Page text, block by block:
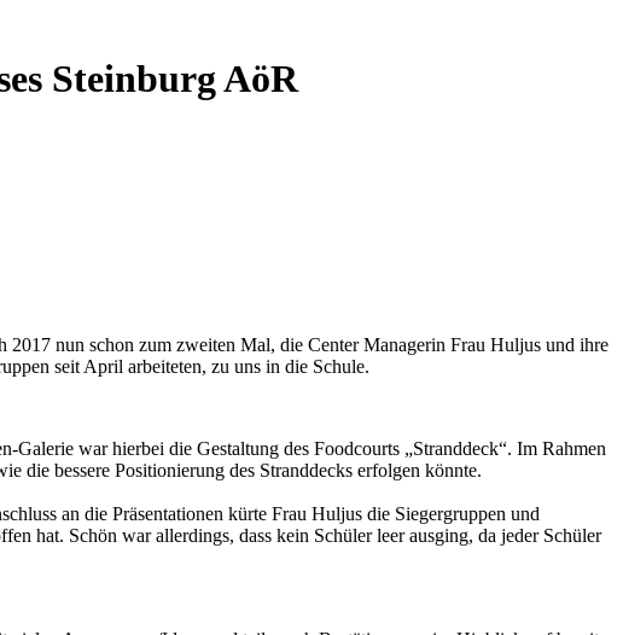
Steinburg AöR
2017 nun schon zum zweiten Mal, die Center Managerin Frau Huljus und ihre
seit April arbeiteten, zu uns in die Schule.
war hierbei die Gestaltung des Foodcourts „Stranddeck“. Im Rahmen
die bessere Positionierung des Stranddecks erfolgen könnte.
an die Präsentationen kürte Frau Huljus die Siegergruppen und
hat. Schön war allerdings, dass kein Schüler leer ausging, da jeder Schüler